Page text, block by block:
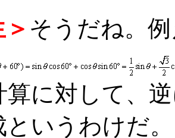
そうだね。
算に対して、
いうわけだ。